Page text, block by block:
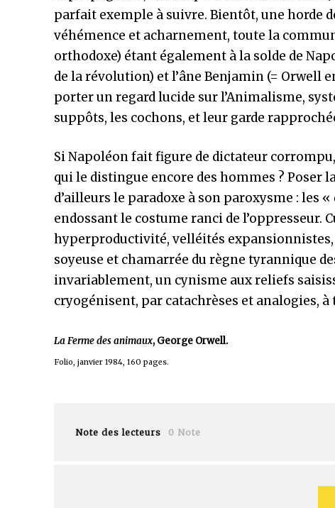
parfait exemple à suivre. Bientôt, une horde
véhémence et acharnement, toute la
orthodoxe) étant également à la solde de
de la révolution) et l’âne Benjamin (=
porter un regard lucide sur l’Animalisme,
suppôts, les cochons, et leur garde
Si Napoléon fait figure de dictateur
qui le distingue encore des hommes ? Poser
d’ailleurs le paradoxe à son paroxysme : les
endossant le costume ranci de l’oppresseur.
hyperproductivité, velléités
soyeuse et chamarrée du règne tyrannique
invariablement, un cynisme aux reliefs
cryogénisent, par catachrèses et analogies,
La Ferme des animaux, George Orwell.
Folio, janvier 1984, 160 pages.
Note des lecteurs 0 Note